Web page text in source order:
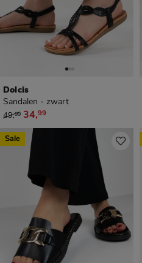
Dolcis
Sandalen - zwart
van € 49,99 voor € 34,99
49,99 34,99
Sale